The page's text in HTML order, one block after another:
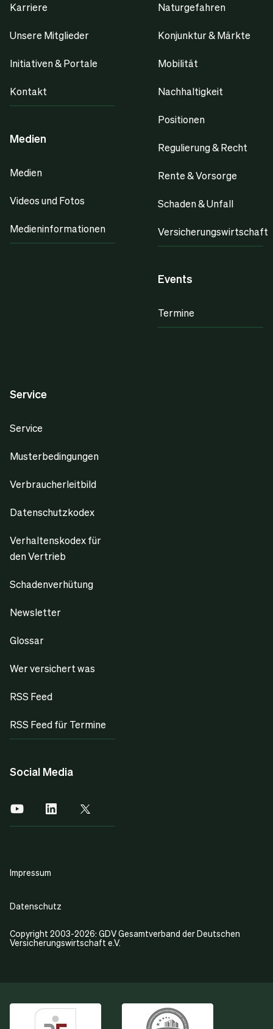
Karriere
Unsere Mitglieder
Initiativen & Portale
Kontakt
Medien
Medien
Videos und Fotos
Medieninformationen
Naturgefahren
Konjunktur & Märkte
Mobilität
Nachhaltigkeit
Positionen
Regulierung & Recht
Rente & Vorsorge
Schaden & Unfall
Versicherungswirtschaft
Events
Termine
Service
Service
Musterbedingungen
Verbraucherleitbild
Datenschutzkodex
Verhaltenskodex für
den Vertrieb
Schadenverhütung
Newsletter
Glossar
Wer versichert was
RSS Feed
RSS Feed für Termine
Social Media
Copyright 2003-2026: GDV Gesamtverband der Deutschen
Versicherungswirtschaft e.V.
Impressum
Datenschutz